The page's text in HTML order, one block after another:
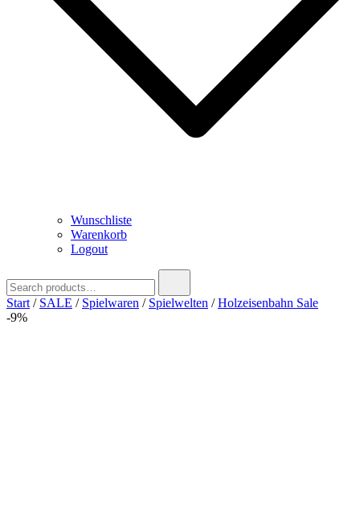
Wunschliste
Warenkorb
Logout
for:
Start / SALE / Spielwaren / Spielwelten /Holzeisenbahn Sale
-9%